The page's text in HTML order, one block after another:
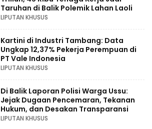
Taruhan di Balik Polemik Lahan Laoli
LIPUTAN KHUSUS
Kartini di Industri Tambang: Data
Ungkap 12,37% Pekerja Perempuan di
PT Vale Indonesia
LIPUTAN KHUSUS
Di Balik Laporan Polisi Warga Ussu:
Jejak Dugaan Pencemaran, Tekanan
Hukum, dan Desakan Transparansi
LIPUTAN KHUSUS